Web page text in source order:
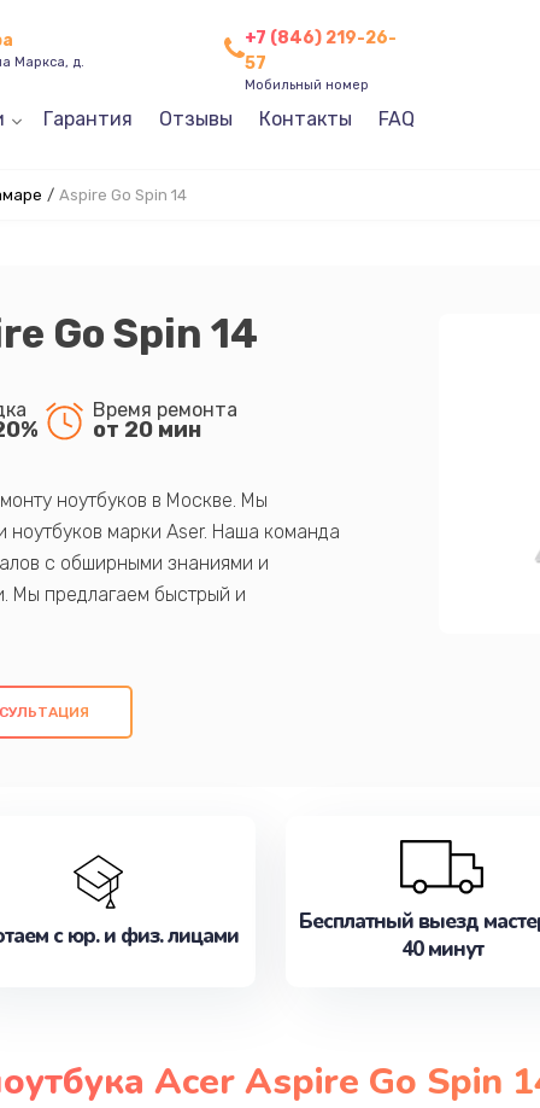
Маркса, д.
+7 (846) 219-26-
57
Мобильный номер
Гарантия Отзывы Контакты FAQ
/ Aspire Go Spin 14
Go Spin 14
Время ремонта
от 20 мин
ноутбуков в Москве. Мы
марки Aser. Наша команда
с обширными знаниями и
Мы предлагаем быстрый и
обслуживание, удовлетворяя их
записаться на ремонт уже
с юр. и физ. лицами
Бесплатный выезд
40 минут
Acer Aspire Go Spin